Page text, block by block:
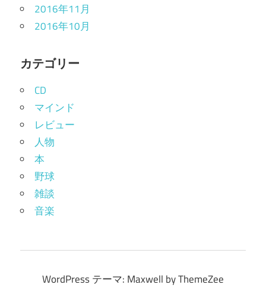
2016年11月
2016年10月
カテゴリー
CD
マインド
レビュー
人物
本
野球
雑談
音楽
WordPress テーマ: Maxwell by ThemeZee